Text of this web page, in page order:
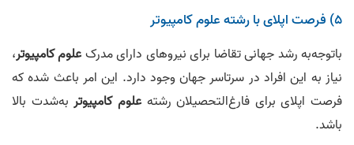
۵) فرصت اپلای با رشته علوم کامپیوتر
باتوجه‌به رشد جهانی تقاضا برای نیروهای دارای مدرکعلوم کامپیوتر،
نیاز به این افراد در سرتاسر جهان وجود دارد. این امر باعث شده که
فرصت اپلای برای فارغ‌التحصیلان رشتهعلوم کامپیوتربه‌شدت بالا
باشد.